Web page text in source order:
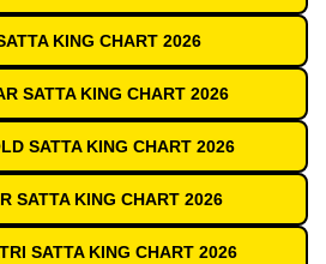
KING CHART 2026
SATTA KING CHART 2026
SATTA KING CHART 2026
SATTA KING CHART 2026
SATTA KING CHART 2026